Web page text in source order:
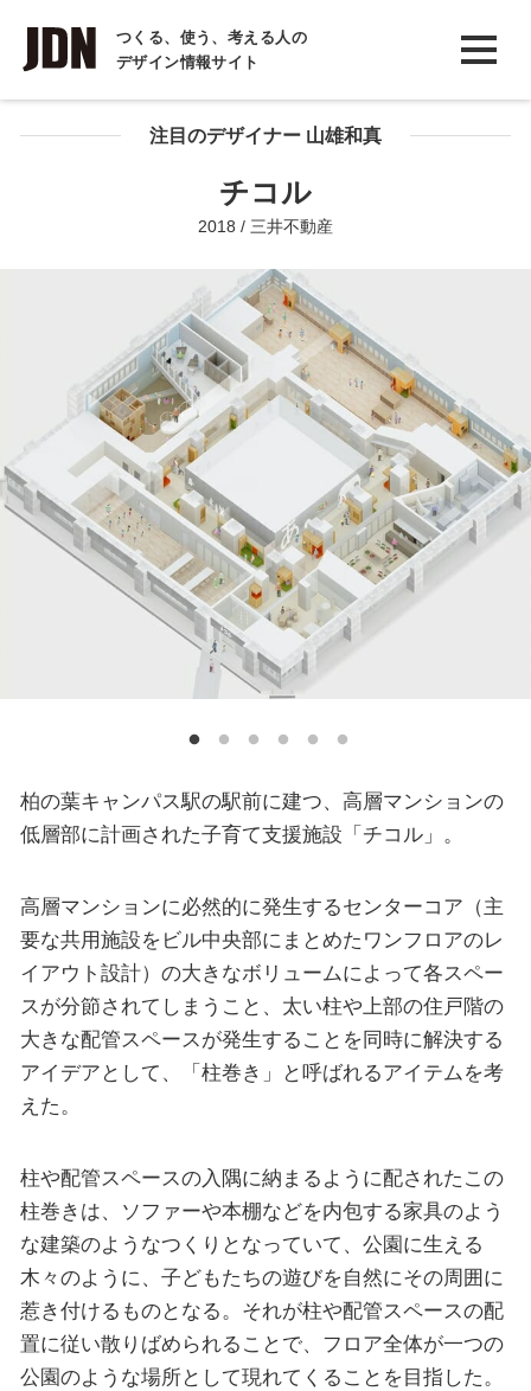
つくる、使う、考える人の
デザイン情報サイト
INTERVIEW
インタビュー
REPORT注目のデザイナー 山雄和真
チコル
2018 / 三井不動産
柏の葉キャンパス駅の駅前に建つ、高層マンションの
低層部に計画された子育て支援施設「チコル」。
高層マンションに必然的に発生するセンターコア（主
要な共用施設をビル中央部にまとめたワンフロアのレ
イアウト設計）の大きなボリュームによって各スペー
スが分節されてしまうこと、太い柱や上部の住戸階の
大きな配管スペースが発生することを同時に解決する
アイデアとして、「柱巻き」と呼ばれるアイテムを考
えた。
柱や配管スペースの入隅に納まるように配されたこの
柱巻きは、ソファーや本棚などを内包する家具のよう
な建築のようなつくりとなっていて、公園に生える
木々のように、子どもたちの遊びを自然にその周囲に
惹き付けるものとなる。それが柱や配管スペースの配
置に従い散りばめられることで、フロア全体が一つの
公園のような場所として現れてくることを目指した。